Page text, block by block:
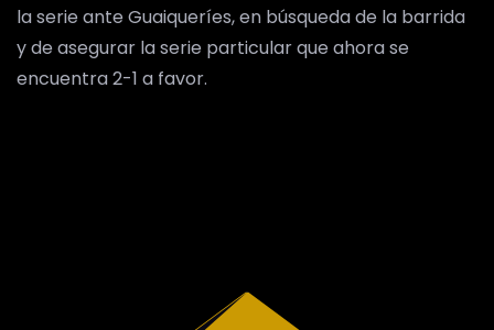
la serie ante Guaiqueríes, en búsqueda de la barrida
y de asegurar la serie particular que ahora se
encuentra 2-1 a favor.